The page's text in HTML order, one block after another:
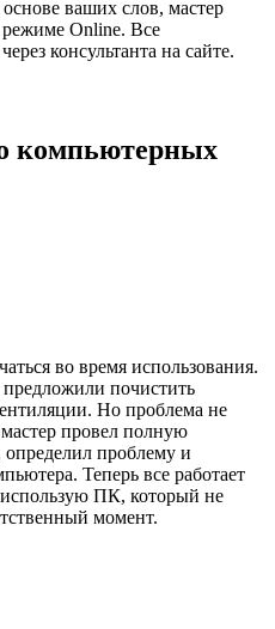
ваших слов, мастер
режиме Online. Все
консультанта на сайте.
компьютерных
во время использования.
почистить
Но проблема не
провел полную
определил проблему и
Теперь все работает
ПК, который не
момент.